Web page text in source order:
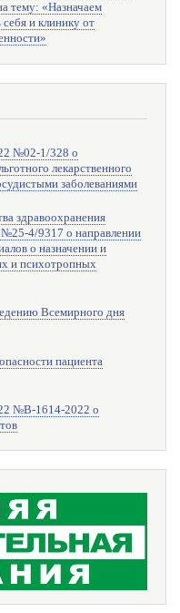
тему: «Назначаем
себя и клинику от
№02-1/328 о
лекарственного
заболеваниями
здравоохранения
4/9317 о направлении
о назначении и
и психотропных
Всемирного дня
пациента
№В-1614-2022 о